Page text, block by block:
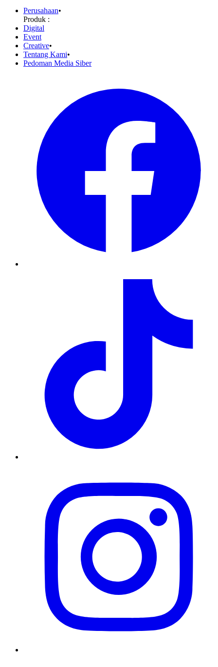
Perusahaan•
Produk :
Digital
Event
Creative•
Tentang Kami•
Pedoman Media Siber